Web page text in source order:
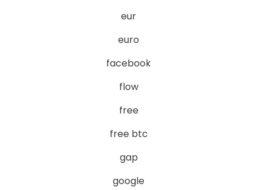
eur
euro
facebook
flow
free
free btc
gap
google